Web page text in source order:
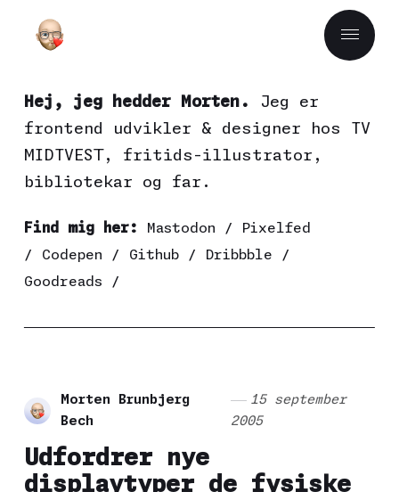
Hej, jeg hedder Morten.
Jeg er
frontend udvikler & designer hos TV
MIDTVEST, fritids-illustrator,
bibliotekar og far.
Find mig her: Mastodon /
Pixelfed
/ Codepen / Github/ Dribbble /
Goodreads /
Morten Brunbjerg
Bech
15 september
2005
Udfordrer nye
displaytyper de fysiske